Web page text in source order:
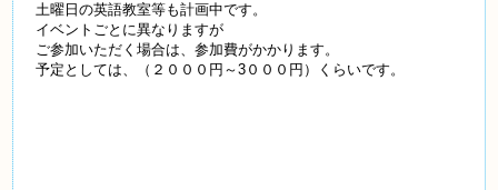
土曜日の英語教室等も計画中です。
イベントごとに異なりますが
ご参加いただく場合は、参加費がかかります。
予定としては、（２０００円～3０００円）くらいです。